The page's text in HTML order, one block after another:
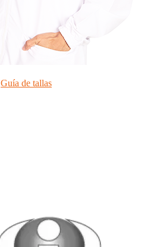
Guía de tallas